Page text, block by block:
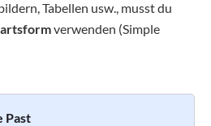
Tabellen usw., musst du
verwenden (Simple
Past